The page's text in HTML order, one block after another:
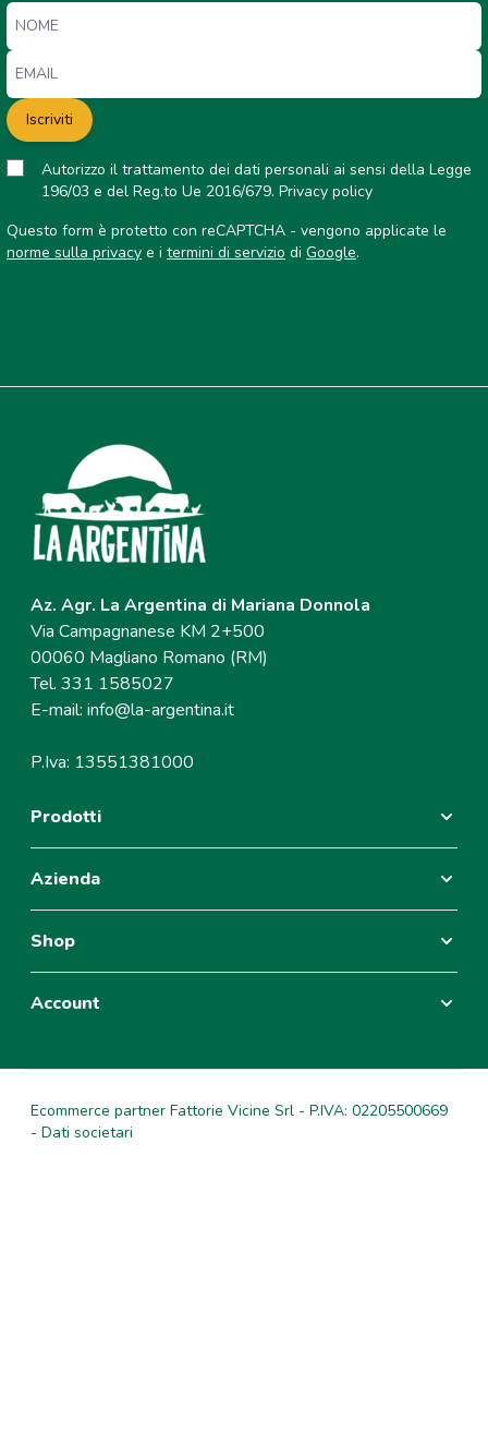
Iscriviti
Autorizzo il trattamento dei dati personali ai sensi della Legge
196/03 e del Reg.to Ue 2016/679. Privacy policy
Questo form è protetto con reCAPTCHA - vengono applicate le
norme sulla privacy e i termini di servizio di Google.
Az. Agr. La Argentina di Mariana Donnola
Via Campagnanese KM 2+500
00060 Magliano Romano (RM)
Tel. 331 1585027
E-mail:info@la-argentina.it
P.Iva: 13551381000
Prodotti
Azienda
Shop
Account
Ecommerce partner Fattorie Vicine Srl - P.IVA: 02205500669
- Dati societari